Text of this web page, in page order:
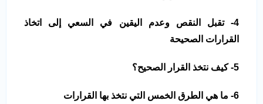
4- تقبل النقص وعدم اليقين في السعي إلى اتخاذ
القرارات الصحيحة
5- كيف نتخذ القرار الصحيح؟
6- ما هي الطرق الخمس التي نتخذ بها القرارات